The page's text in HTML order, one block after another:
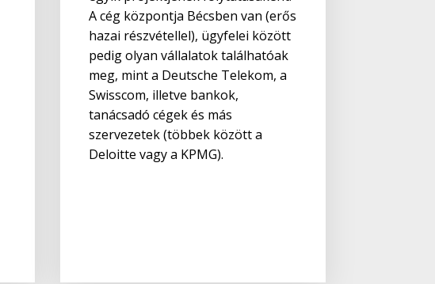
A cég központja Bécsben van (erős
hazai részvétellel), ügyfelei között
pedig olyan vállalatok találhatóak
meg, mint a Deutsche Telekom, a
Swisscom, illetve bankok,
tanácsadó cégek és más
szervezetek (többek között a
Deloitte vagy a KPMG).